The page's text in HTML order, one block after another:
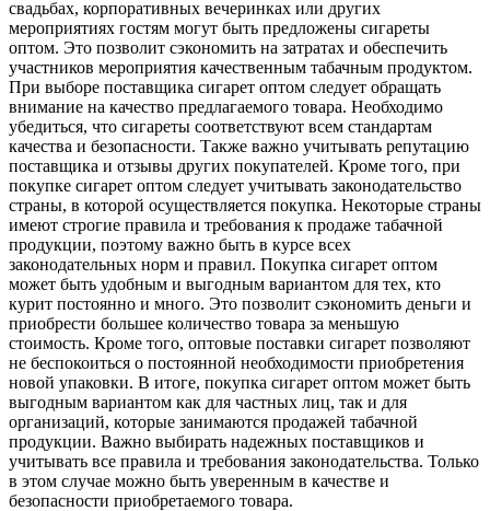
свадьбах, корпоративных вечеринках или других
мероприятиях гостям могут быть предложены сигареты
оптом. Это позволит сэкономить на затратах и обеспечить
участников мероприятия качественным табачным продуктом.
При выборе поставщика сигарет оптом следует обращать
внимание на качество предлагаемого товара. Необходимо
убедиться, что сигареты соответствуют всем стандартам
качества и безопасности. Также важно учитывать репутацию
поставщика и отзывы других покупателей. Кроме того, при
покупке сигарет оптом следует учитывать законодательство
страны, в которой осуществляется покупка. Некоторые страны
имеют строгие правила и требования к продаже табачной
продукции, поэтому важно быть в курсе всех
законодательных норм и правил. Покупка сигарет оптом
может быть удобным и выгодным вариантом для тех, кто
курит постоянно и много. Это позволит сэкономить деньги и
приобрести большее количество товара за меньшую
стоимость. Кроме того, оптовые поставки сигарет позволяют
не беспокоиться о постоянной необходимости приобретения
новой упаковки. В итоге, покупка сигарет оптом может быть
выгодным вариантом как для частных лиц, так и для
организаций, которые занимаются продажей табачной
продукции. Важно выбирать надежных поставщиков и
учитывать все правила и требования законодательства. Только
в этом случае можно быть уверенным в качестве и
безопасности приобретаемого товара.